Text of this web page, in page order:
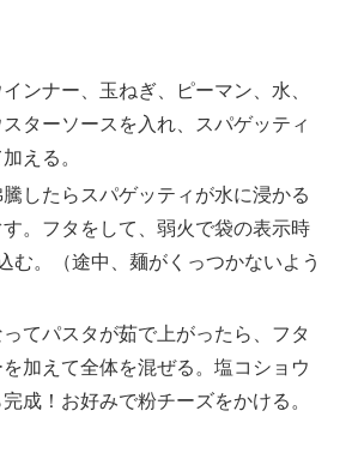
ンナー、玉ねぎ、ピーマン、水、
ターソースを入れ、スパゲッティ
える。
したらスパゲッティが水に浸かる
。フタをして、弱火で袋の表示時
む。（途中、麺がくっつかないよう
てパスタが茹で上がったら、フタ
加えて全体を混ぜる。塩コショウ
成！お好みで粉チーズをかける。